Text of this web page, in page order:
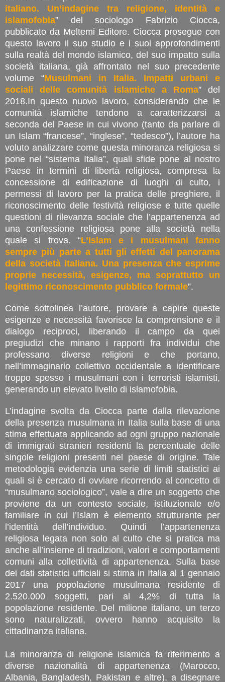
italiano. Un’indagine tra religione, identità e
islamofobia” del sociologo Fabrizio Ciocca,
pubblicato da Meltemi Editore. Ciocca prosegue con
questo lavoro il suo studio e i suoi approfondimenti
sulla realtà del mondo islamico, del suo impatto sulla
società italiana, già affrontato nel suo precedente
volume “Musulmani in Italia. Impatti urbani e
sociali delle comunità islamiche a Roma” del
2018.In questo nuovo lavoro, considerando che le
comunità islamiche tendono a caratterizzarsi a
seconda del Paese in cui vivono (tanto da parlare di
un Islam “francese”, “inglese”, “tedesco”), l’autore ha
voluto analizzare come questa minoranza religiosa si
pone nel “sistema Italia”, quali sfide pone al nostro
Paese in termini di libertà religiosa, compresa la
concessione di edificazione di luoghi di culto, i
permessi di lavoro per la pratica delle preghiere, il
riconoscimento delle festività religiose e tutte quelle
questioni di rilevanza sociale che l’appartenenza ad
una confessione religiosa pone alla società nella
quale si trova. “L’Islam e i musulmani fanno
sempre più parte a tutti gli effetti del panorama
della società italiana. Una presenza che esprime
proprie necessità, esigenze, ma soprattutto un
legittimo riconoscimento pubblico formale”.
Come sottolinea l’autore, provare a capire queste
esigenze e necessità favorisce la comprensione e il
dialogo reciproci, liberando il campo da quei
pregiudizi che minano i rapporti fra individui che
professano diverse religioni e che portano,
nell’immaginario collettivo occidentale a identificare
troppo spesso i musulmani con i terroristi islamisti,
generando un elevato livello di islamofobia.
L’indagine svolta da Ciocca parte dalla rilevazione
della presenza musulmana in Italia sulla base di una
stima effettuata applicando ad ogni gruppo nazionale
di immigrati stranieri residenti la percentuale delle
singole religioni presenti nel paese di origine. Tale
metodologia evidenzia una serie di limiti statistici ai
quali si è cercato di ovviare ricorrendo al concetto di
“musulmano sociologico”, vale a dire un soggetto che
proviene da un contesto sociale, istituzionale e/o
familiare in cui l’Islam è elemento strutturante per
l’identità dell’individuo. Quindi l’appartenenza
religiosa legata non solo al culto che si pratica ma
anche all’insieme di tradizioni, valori e comportamenti
comuni alla collettività di appartenenza. Sulla base
dei dati statistici ufficiali si stima in Italia al 1 gennaio
2017 una popolazione musulmana residente di
2.520.000 soggetti, pari al 4,2% di tutta la
popolazione residente. Del milione italiano, un terzo
sono naturalizzati, ovvero hanno acquisito la
cittadinanza italiana.
La minoranza di religione islamica fa riferimento a
diverse nazionalità di appartenenza (Marocco,
Albania, Bangladesh, Pakistan e altre), a disegnare